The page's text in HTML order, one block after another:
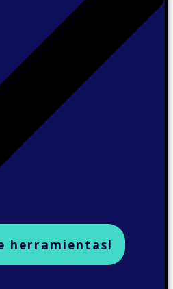
privacidad
herramientas!